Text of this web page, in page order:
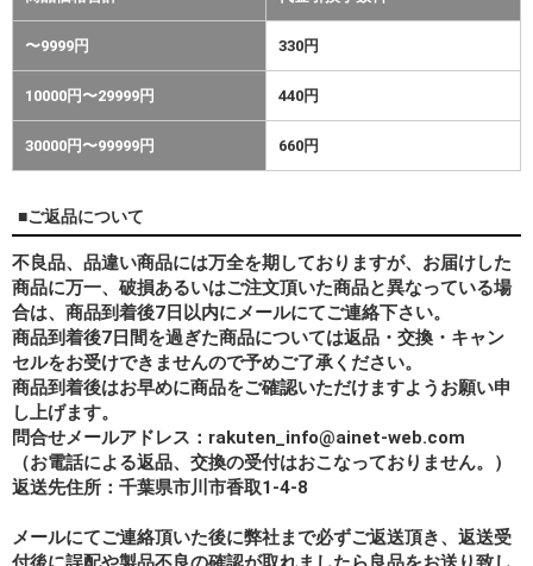
〜9999円 330円
10000円〜29999円 440円
30000円〜99999円 660円
■ご返品について
不良品、品違い商品には万全を期しておりますが、お届けした
商品に万一、破損あるいはご注文頂いた商品と異なっている場
合は、商品到着後7日以内にメールにてご連絡下さい。
商品到着後7日間を過ぎた商品については返品・交換・キャン
セルをお受けできませんので予めご了承ください。
商品到着後はお早めに商品をご確認いただけますようお願い申
し上げます。
問合せメールアドレス：rakuten_info@ainet-web.com
（お電話による返品、交換の受付はおこなっておりません。）
返送先住所：千葉県市川市香取1-4-8
メールにてご連絡頂いた後に弊社まで必ずご返送頂き、返送受